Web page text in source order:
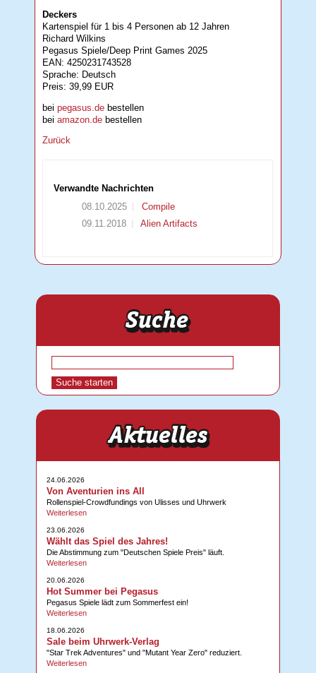
Deckers
Kartenspiel für 1 bis 4 Personen ab 12 Jahren
Richard Wilkins
Pegasus Spiele/Deep Print Games 2025
EAN: 4250231743528
Sprache: Deutsch
Preis: 39,99 EUR
beipegasus.de bestellen
beiamazon.de bestellen
Zurück
Verwandte Nachrichten
08.10.2025
Compile
09.11.2018
Alien Artifacts
24.06.2026
Von Aventurien ins All
Rollenspiel-Crowdfundings von Ulisses und Uhrwerk
Weiterlesen
23.06.2026
Wählt das Spiel des Jahres!
Die Abstimmung zum "Deutschen Spiele Preis" läuft.
Weiterlesen
20.06.2026
Hot Summer bei Pegasus
Pegasus Spiele lädt zum Sommerfest ein!
Weiterlesen
18.06.2026
Sale beim Uhrwerk-Verlag
"Star Trek Adventures" und "Mutant Year Zero" reduziert.
Weiterlesen